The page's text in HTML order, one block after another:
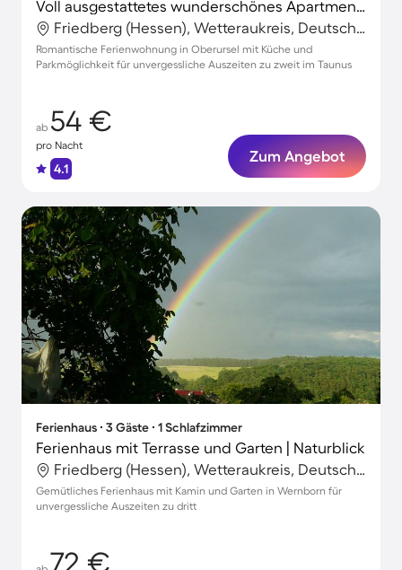
Voll ausgestattetes wunderschönes Apartment | Ideal für Homeoffice
Friedberg (Hessen), Wetteraukreis, Deutschland
Romantische Ferienwohnung in Oberursel mit Küche und
Parkmöglichkeit für unvergessliche Auszeiten zu zweit im Taunus
ab 54 €
pro Nacht
4.1
Zum Angebot
Ferienhaus ∙ 3 Gäste ∙ 1 Schlafzimmer
Ferienhaus mit Terrasse und Garten | Naturblick
Friedberg (Hessen), Wetteraukreis, Deutschland
Gemütliches Ferienhaus mit Kamin und Garten in Wernborn für
unvergessliche Auszeiten zu dritt
72 €